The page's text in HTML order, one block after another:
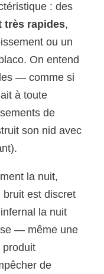
: des
très rapides,
ou un
On entend
— comme si
à toute
de
son nid avec
la nuit,
est discret
la nuit
— même une
produit
de